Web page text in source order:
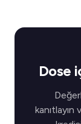
Dose
kanıtlayın